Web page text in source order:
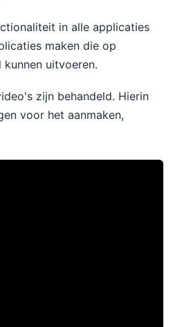
in alle applicaties
maken die op
uitvoeren.
zijn behandeld. Hierin
voor het aanmaken,